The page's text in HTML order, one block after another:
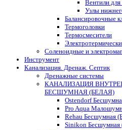
Вентили
Узлы
Балансировочные
Термоголовки
Термосмесители
Соленоидные и
Инструмент
Канализация. Дренаж. Септик
Дренажные системы
КАНАЛИЗАЦИЯ
БЕСШУМНАЯ (БЕЛАЯ)
Ostendorf
Pro Aqua
Rehau Бесшумная
Sinikon